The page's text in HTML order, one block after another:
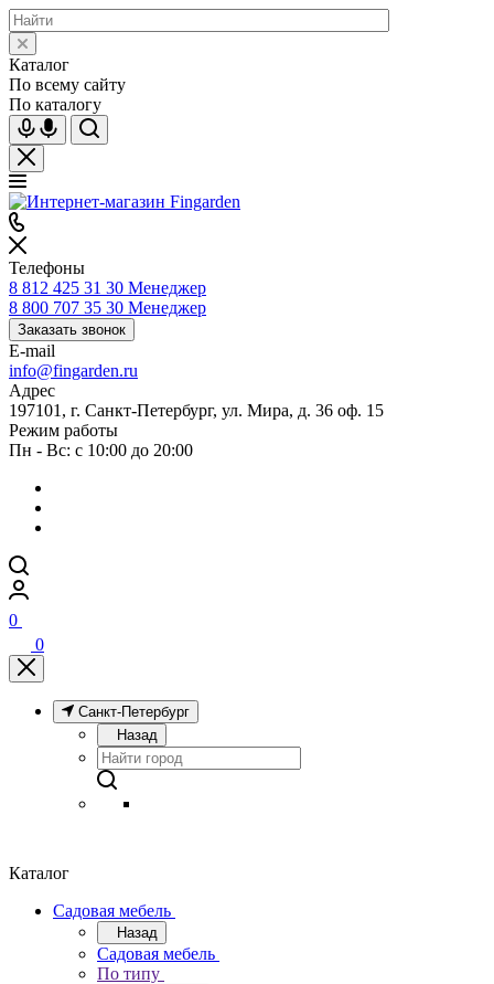
Каталог
По всему сайту
По каталогу
Телефоны
8 812 425 31 30 Менеджер
8 800 707 35 30 Менеджер
Заказать звонок
E-mail
info@fingarden.ru
Адрес
197101, г. Санкт-Петербург, ул. Мира, д. 36 оф. 15
Режим работы
Пн - Вс: с 10:00 до 20:00
0
0
Санкт-Петербург
Назад
Каталог
Садовая мебель
Назад
Садовая мебель
По типу